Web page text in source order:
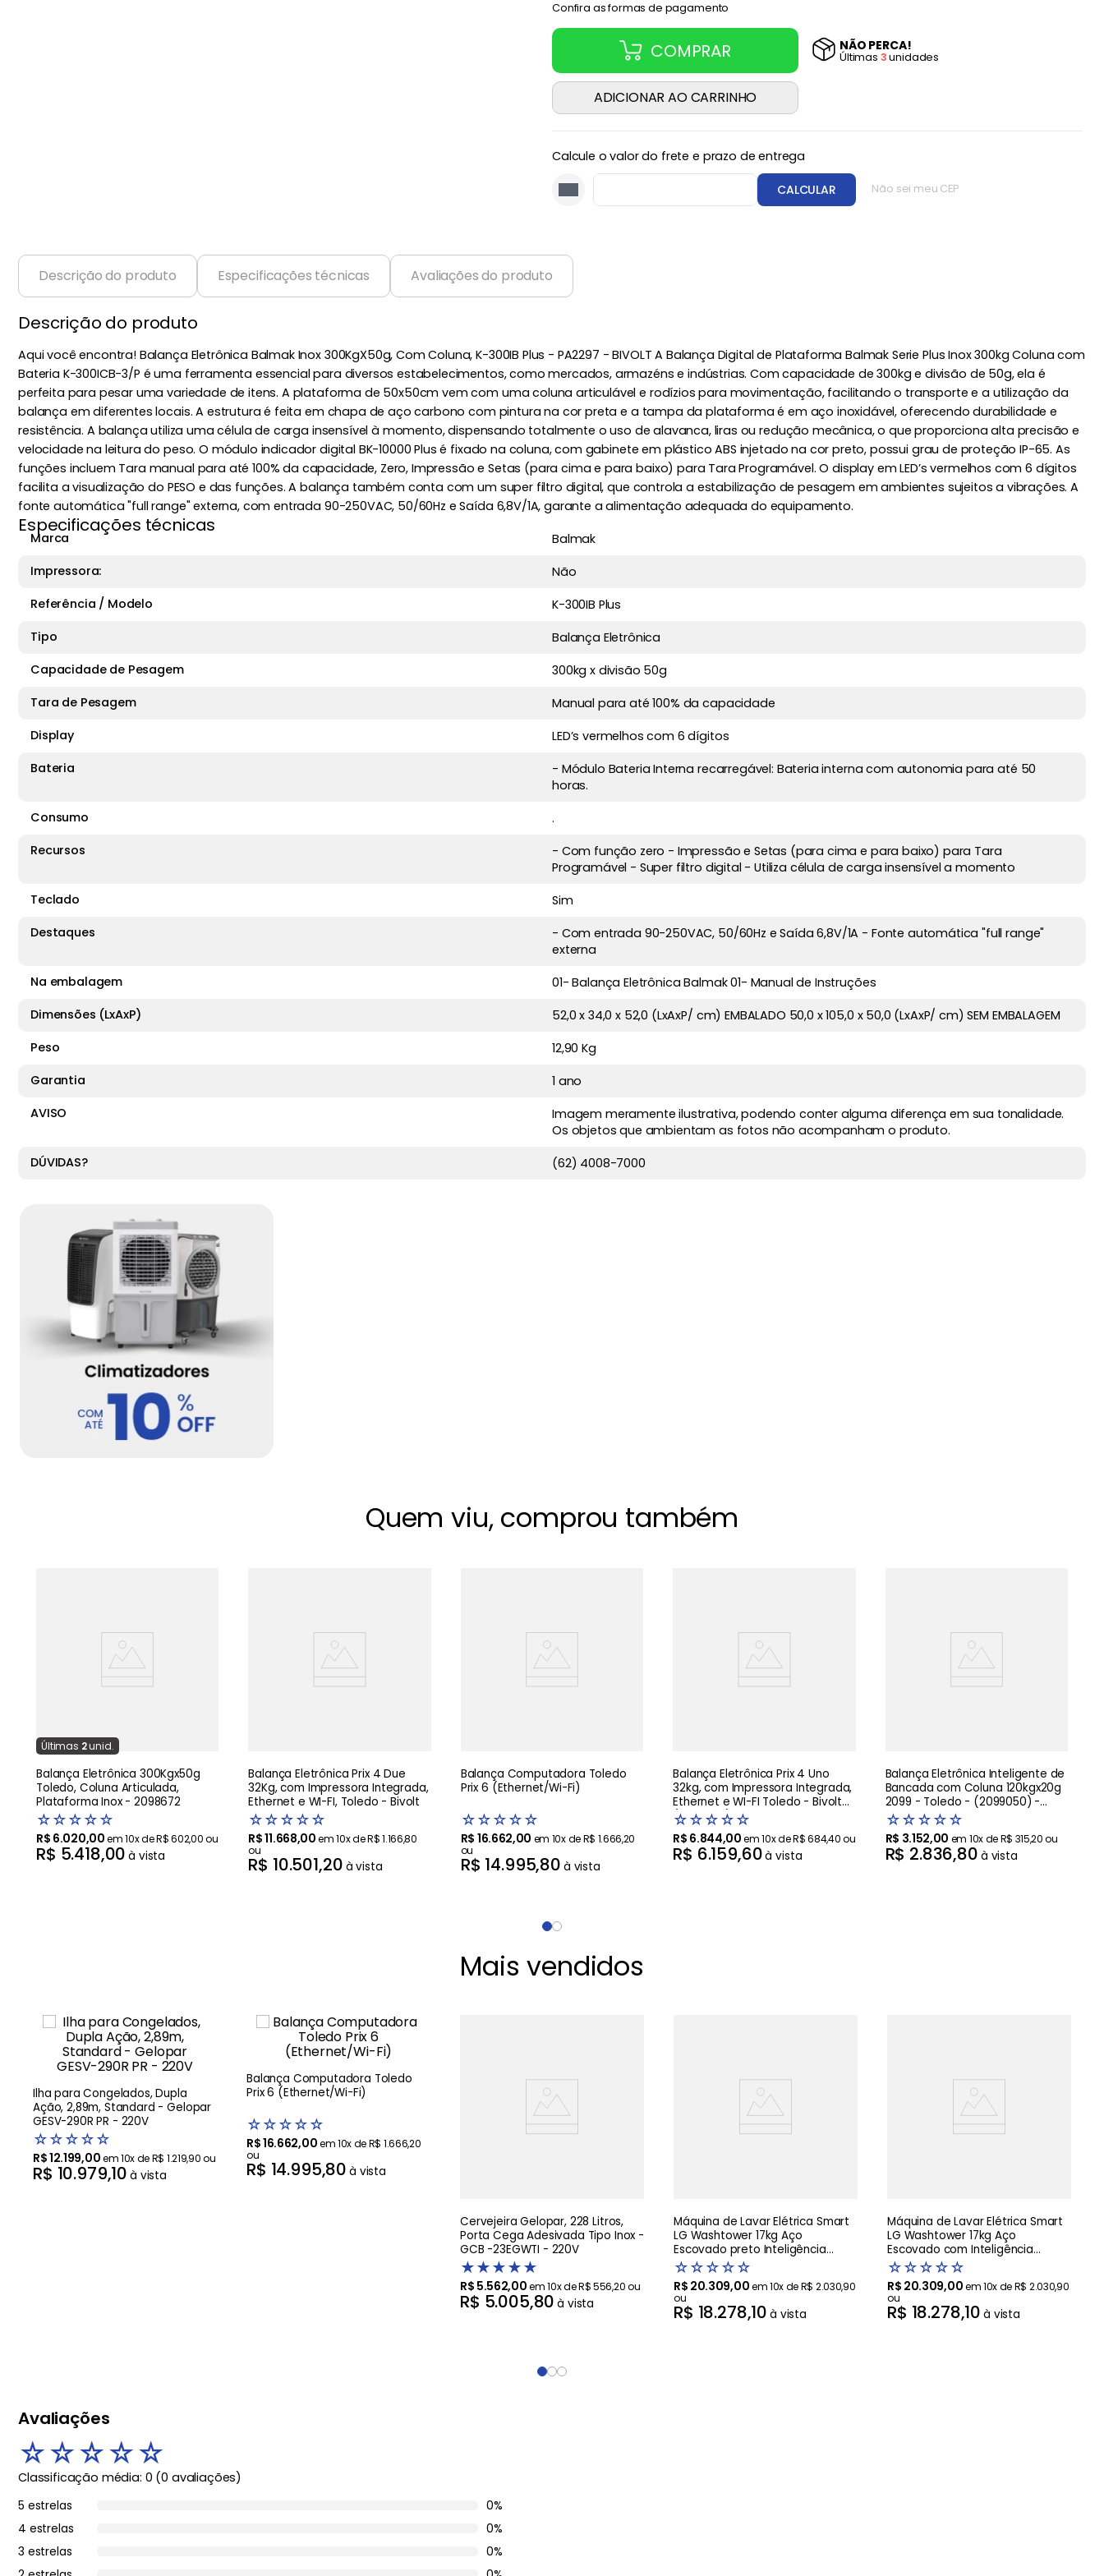
Confira as formas de pagamento
COMPRAR NÃO PERCA!
Últimas 3unidades
ADICIONAR AO CARRINHO
Calcule o valor do frete e prazo de entrega
Não sei meu CEP
CALCULAR
Descrição do produto Especificações técnicas Avaliações do produto
Descrição do produto
Aqui você encontra! Balança Eletrônica Balmak Inox 300KgX50g, Com Coluna, K-300IB Plus - PA2297 - BIVOLT A Balança Digital de Plataforma Balmak Serie Plus Inox 300kg Coluna com
Bateria K-300ICB-3/P é uma ferramenta essencial para diversos estabelecimentos, como mercados, armazéns e indústrias. Com capacidade de 300kg e divisão de 50g, ela é
perfeita para pesar uma variedade de itens. A plataforma de 50x50cm vem com uma coluna articulável e rodízios para movimentação, facilitando o transporte e a utilização da
balança em diferentes locais. A estrutura é feita em chapa de aço carbono com pintura na cor preta e a tampa da plataforma é em aço inoxidável, oferecendo durabilidade e
resistência. A balança utiliza uma célula de carga insensível à momento, dispensando totalmente o uso de alavanca, liras ou redução mecânica, o que proporciona alta precisão e
velocidade na leitura do peso. O módulo indicador digital BK-10000 Plus é fixado na coluna, com gabinete em plástico ABS injetado na cor preto, possui grau de proteção IP-65. As
funções incluem Tara manual para até 100% da capacidade, Zero, Impressão e Setas (para cima e para baixo) para Tara Programável. O display em LED’s vermelhos com 6 dígitos
facilita a visualização do PESO e das funções. A balança também conta com um super filtro digital, que controla a estabilização de pesagem em ambientes sujeitos a vibrações. A
fonte automática "full range" externa, com entrada 90-250VAC, 50/60Hz e Saída 6,8V/1A, garante a alimentação adequada do equipamento.
Especificações técnicas
Marca
Balmak
Impressora:
Não
Referência / Modelo
K-300IB Plus
Tipo
Balança Eletrônica
Capacidade de Pesagem
300kg x divisão 50g
Tara de Pesagem
Manual para até 100% da capacidade
Display
LED’s vermelhos com 6 dígitos
Bateria
- Módulo Bateria Interna recarregável: Bateria interna com autonomia para até 50
horas.
Consumo
.
Recursos
- Com função zero - Impressão e Setas (para cima e para baixo) para Tara
Programável - Super filtro digital - Utiliza célula de carga insensível a momento
Teclado
Sim
Destaques
- Com entrada 90-250VAC, 50/60Hz e Saída 6,8V/1A - Fonte automática "full range"
externa
Na embalagem
01- Balança Eletrônica Balmak 01- Manual de Instruções
Dimensões (LxAxP)
52,0 x 34,0 x 52,0 (LxAxP/ cm) EMBALADO 50,0 x 105,0 x 50,0 (LxAxP/ cm) SEM EMBALAGEM
Peso
12,90 Kg
Garantia
1 ano
AVISO
Imagem meramente ilustrativa, podendo conter alguma diferença em sua tonalidade.
Os objetos que ambientam as fotos não acompanham o produto.
DÚVIDAS?
(62) 4008-7000
Quem viu, comprou também
Últimas 2unid.
Balança Eletrônica 300Kgx50g
Toledo, Coluna Articulada,
Plataforma Inox - 2098672
☆☆☆☆☆
R$ 6.020,00em10x deR$602,00ou
R$ 5.418,00 à vista
Balança Eletrônica Prix 4 Due
32Kg, com Impressora Integrada,
Ethernet e WI-FI, Toledo - Bivolt
☆☆☆☆☆
R$11.668,00em10x deR$1.166,80
ou
R$ 10.501,20 à vista
Balança Computadora Toledo
Prix 6 (Ethernet/Wi-Fi)
☆☆☆☆☆
R$ 16.662,00 em 10x deR$ 1.666,20
ou
R$ 14.995,80 à vista
Balança Eletrônica Prix 4 Uno
32kg, com Impressora Integrada,
Ethernet e WI-FI Toledo - Bivolt
(P400154)
☆☆☆☆☆
R$ 6.844,00em10x deR$684,40ou
R$ 6.159,60à vista
Balança Eletrônica Inteligente de
Bancada com Coluna 120kgx20g
2099 - Toledo - (2099050) -
Bivolt
☆☆☆☆☆
R$ 3.152,00 em 10x deR$ 315,20ou
R$ 2.836,80 à vista
Mais vendidos
Ilha para Congelados, Dupla
Ação, 2,89m, Standard - Gelopar
GESV-290R PR - 220V
☆☆☆☆☆
R$12.199,00em10x deR$ 1.219,90ou
R$ 10.979,10 à vista
Balança Computadora Toledo
Prix 6 (Ethernet/Wi-Fi)
☆☆☆☆☆
R$16.662,00em10x deR$ 1.666,20
ou
R$ 14.995,80 à vista
Cervejeira Gelopar, 228 Litros,
Porta Cega Adesivada Tipo Inox -
GCB -23EGWTI - 220V
★★★★★
R$ 5.562,00em10x deR$556,20ou
R$ 5.005,80 à vista
Máquina de Lavar Elétrica Smart
LG Washtower 17kg Aço
Escovado preto Inteligência
Artificial AIDD - WK17BS6A
☆☆☆☆☆
R$ 20.309,00em10x deR$ 2.030,90
ou
R$ 18.278,10 à vista
Máquina de Lavar Elétrica Smart
LG Washtower 17kg Aço
Escovado com Inteligência
Artificial AIDD - WK17VS6A -220V
☆☆☆☆☆
R$ 20.309,00em10x deR$ 2.030,90
ou
R$ 18.278,10 à vista
Avaliações
☆☆☆☆☆
Classificação média: 0 (0 avaliações)
5 estrelas
0%
4 estrelas
0%
3 estrelas
0%